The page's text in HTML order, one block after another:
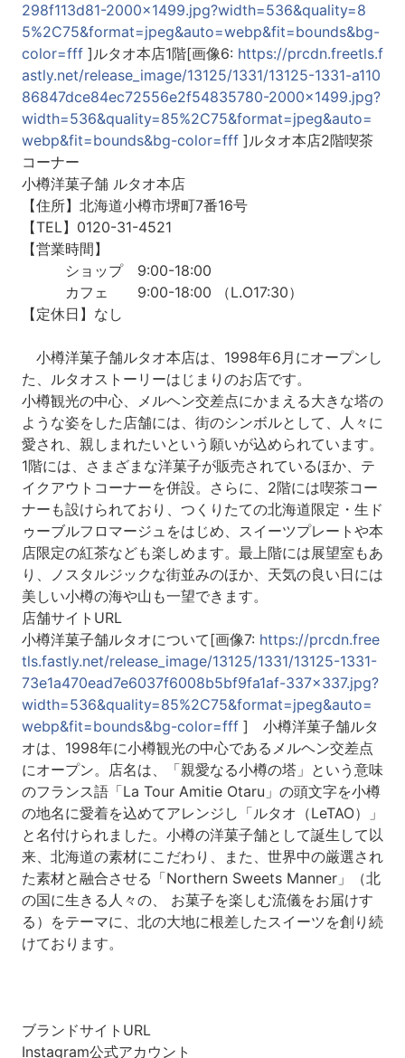
298f113d81-2000x1499.jpg?width=536&quality=8
5%2C75&format=jpeg&auto=webp&fit=bounds&bg-
color=fff]ルタオ本店1階[画像6: https://prcdn.freetls.f
astly.net/release_image/13125/1331/13125-1331-a110
86847dce84ec72556e2f54835780-2000x1499.jpg?
width=536&quality=85%2C75&format=jpeg&auto=
webp&fit=bounds&bg-color=fff]ルタオ本店2階喫茶
コーナー
小樽洋菓子舗 ルタオ本店
【住所】北海道小樽市堺町7番16号
【TEL】0120-31-4521
【営業時間】
ショップ 9:00-18:00
カフェ 9:00-18:00 （L.O17:30）
【定休日】なし
小樽洋菓子舗ルタオ本店は、1998年6月にオープンし
た、ルタオストーリーはじまりのお店です。
小樽観光の中心、メルヘン交差点にかまえる大きな塔の
ような姿をした店舗には、街のシンボルとして、人々に
愛され、親しまれたいという願いが込められています。
1階には、さまざまな洋菓子が販売されているほか、テ
イクアウトコーナーを併設。さらに、2階には喫茶コー
ナーも設けられており、つくりたての北海道限定・生ド
ゥーブルフロマージュをはじめ、スイーツプレートや本
店限定の紅茶なども楽しめます。最上階には展望室もあ
り、ノスタルジックな街並みのほか、天気の良い日には
美しい小樽の海や山も一望できます。
店舗サイトURL
小樽洋菓子舗ルタオについて[画像7: https://prcdn.free
tls.fastly.net/release_image/13125/1331/13125-1331-
73e1a470ead7e6037f6008b5bf9fa1af-337x337.jpg?
width=536&quality=85%2C75&format=jpeg&auto=
webp&fit=bounds&bg-color=fff] 小樽洋菓子舗ルタ
オは、1998年に小樽観光の中心であるメルヘン交差点
にオープン。店名は、「親愛なる小樽の塔」という意味
のフランス語「La Tour Amitie Otaru」の頭文字を小樽
の地名に愛着を込めてアレンジし「ルタオ（LeTAO）」
と名付けられました。小樽の洋菓子舗として誕生して以
来、北海道の素材にこだわり、また、世界中の厳選され
た素材と融合させる「Northern Sweets Manner」（北
の国に生きる人々の、 お菓子を楽しむ流儀をお届けす
る）をテーマに、北の大地に根差したスイーツを創り続
けております。
ブランドサイトURL
Instagram公式アカウント